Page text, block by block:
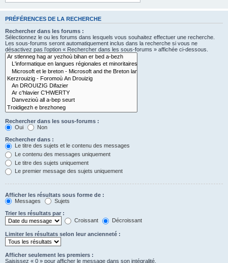
PRÉFÉRENCES DE LA RECHERCHE
Rechercher dans les forums :
Sélectionnez le ou les forums dans lesquels vous souhaitez effectuer une recherche.
Les sous-forums seront automatiquement inclus dans la recherche si vous ne
désactivez pas l’option « Rechercher dans les sous-forums » affichée ci-dessous.
Rechercher dans les sous-forums :
Oui
Non
Rechercher dans :
Le titre des sujets et le contenu des messages
Le contenu des messages uniquement
Le titre des sujets uniquement
Le premier message des sujets uniquement
Afficher les résultats sous forme de :
Messages
Sujets
Trier les résultats par :
Croissant
Décroissant
Limiter les résultats selon leur ancienneté :
Afficher seulement les premiers :
Saisissez « 0 » pour afficher le message dans son intégralité.